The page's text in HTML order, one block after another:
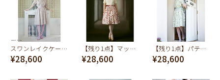
スワンレイクケーキ スカート（ミスティーピンク）
¥28,600
【残り1点】マッドスウィーツ スカート (ピンク)
¥28,600
【残り1点】パティスリー Q-pot. スカート (ミント)
¥28,600